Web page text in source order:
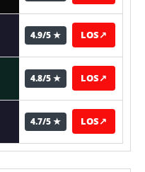
4.9/5 ★ LOS↗
4.8/5 ★ LOS↗
4.7/5 ★ LOS↗